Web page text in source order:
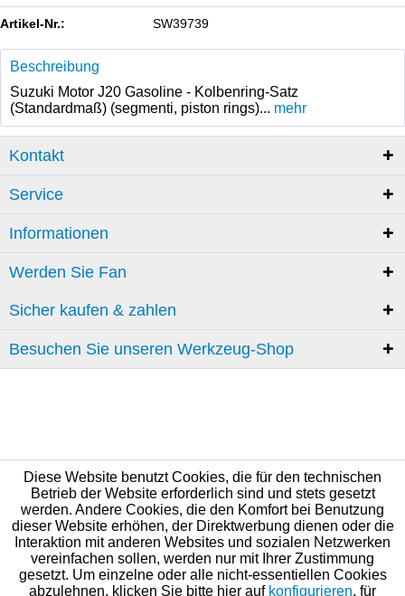
Artikel-Nr.: SW39739
Beschreibung
Suzuki Motor J20 Gasoline - Kolbenring-Satz
(Standardmaß) (segmenti, piston rings)... mehr
Kontakt
Service
Informationen
Werden Sie Fan
Sicher kaufen & zahlen
Besuchen Sie unseren Werkzeug-Shop
Diese Website benutzt Cookies, die für den technischen
Betrieb der Website erforderlich sind und stets gesetzt
werden. Andere Cookies, die den Komfort bei Benutzung
dieser Website erhöhen, der Direktwerbung dienen oder die
Interaktion mit anderen Websites und sozialen Netzwerken
vereinfachen sollen, werden nur mit Ihrer Zustimmung
gesetzt. Um einzelne oder alle nicht-essentiellen Cookies
abzulehnen, klicken Sie bitte hier auf konfigurieren, für